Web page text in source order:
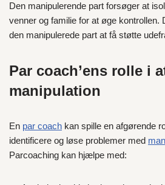
Den manipulerende part forsøger at
venner og familie for at øge
den manipulerede part at få støtte
Par coach’ens rolle i
manipulation
En par coach kan spille en afgørende
identificere og løse problemer med
Parcoaching kan hjælpe med: